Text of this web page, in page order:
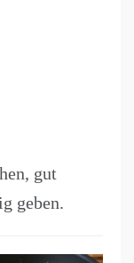
gut
geben.